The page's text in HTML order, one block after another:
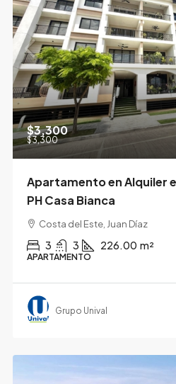
$3,300
$3,300
Apartamento en Alquiler
PH Casa Bianca
Costa del Este, Juan Díaz
3 3 226.00 m²
APARTAMENTO
Grupo Unival